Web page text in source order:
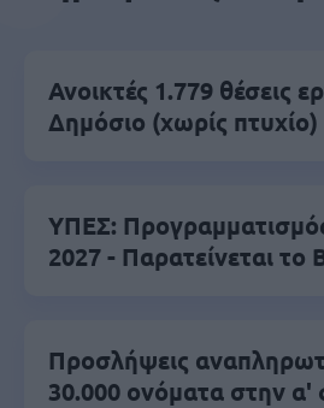
Ανοικτές 1.779 θέσεις
Δημόσιο (χωρίς πτυχίο)
ΥΠΕΣ:
2027 - Παρατείνεται το
Προσλήψεις
30.000 ονόματα στην